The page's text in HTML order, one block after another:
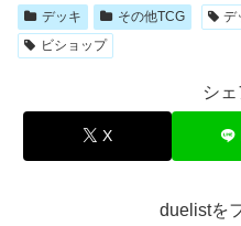
デッキ その他TCG デ
ビショップ
シ
X
duelistを